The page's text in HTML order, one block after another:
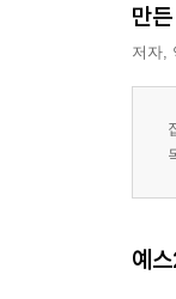
만
저자,
예